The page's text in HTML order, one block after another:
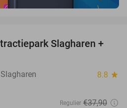
41%
Slagharen +
8.8 star
Regulier €37,90